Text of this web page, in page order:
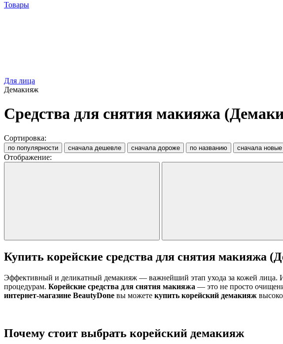
Товары
Для лица
Демакияж
Средства для снятия макияжа
Сортировка:
по популярности сначала дешевле сначала дороже по названию сначала новые
Отображение:
Купить корейские средства для снятия макияжа
Эффективный и деликатный демакияж — важнейший этап ухода за кожей лица.
процедурам. Корейские средства для снятия макияжа — это не просто
интернет-магазине BeautyDone вы можете купить корейский демакияж
Почему стоит выбрать корейский демакияж